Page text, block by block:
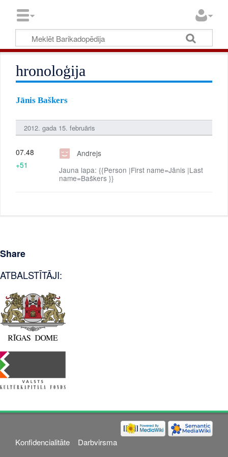
hronoloģija
Jānis Baškers
2012. gada 15. februāris
Andrejs
Jauna lapa: {{Person |First name=Jānis |Last
name=Baškers }}
07.48
+51
Share
ATBALSTĪTĀJI:
Konfidencialitāte
Darbvirsma